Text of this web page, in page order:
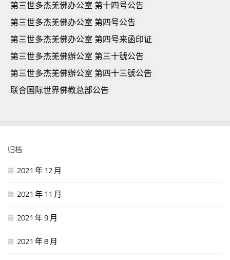
第三世多杰羌佛办公室 第十四号公告
第三世多杰羌佛办公室 第四号公告
第三世多杰羌佛办公室 第四号来函印证
第三世多杰羌佛辦公室 第三十號公告
第三世多杰羌佛辦公室 第四十三號公告
联合国际世界佛教总部公告
归档
2021 年 12 月
2021 年 11 月
2021 年 9 月
2021 年 8 月